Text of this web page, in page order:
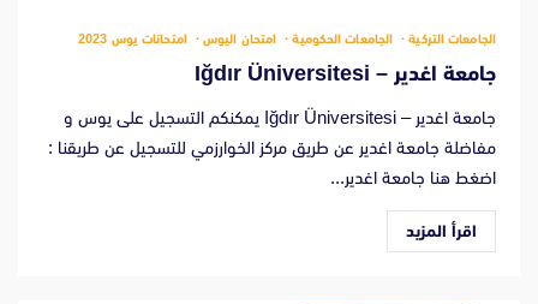
الجامعات التركية الجامعات الحكومية امتحان اليوس امتحانات يوس 2023
جامعة اغدير – Iğdır Üniversitesi
جامعة اغدير – Iğdır Üniversitesi يمكنكم التسجيل على يوس و
مفاضلة جامعة اغدير عن طريق مركز الخوارزمي للتسجيل عن طريقنا :
اضغط هنا جامعة اغدير...
اقرأ المزيد